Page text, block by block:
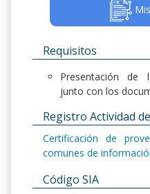
Requisitos
Presentación de
junto con los
Registro Actividad
Certificación de
comunes de
Código SIA